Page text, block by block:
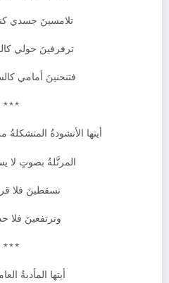
تلامسينَ جسدي
ترفرفينَ حولي
فتنحنينَ أمامي
***
أيتها الأنشودةُ المتشكلةُ
المرتَّلةُ بصوتٍ لا
تسقطينَ فلا
وترتفعينَ فلا
***
أيتها المأدبةُ